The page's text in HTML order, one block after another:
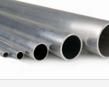
Уголок
Балка
Швеллер